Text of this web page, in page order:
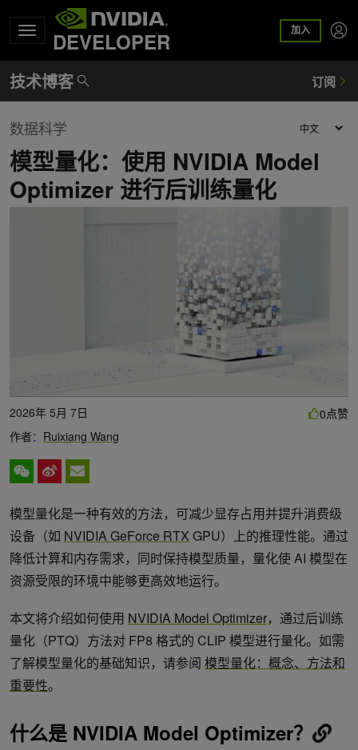
DEVELOPER 加入
数据科学
模型量化：使用 NVIDIA Model
Optimizer 进行后训练量化
2026年 5月 7日
作者： Ruixiang Wang
0点赞
模型量化是一种有效的方法，可减少显存占用并提升消费级
设备（如 NVIDIA GeForce RTX GPU）上的推理性能。通过
降低计算和内存需求，同时保持模型质量，量化使 AI 模型在
资源受限的环境中能够更高效地运行。
本文将介绍如何使用 NVIDIA Model Optimizer，通过后训练
量化（PTQ）方法对 FP8 格式的 CLIP 模型进行量化。如需
了解模型量化的基础知识，请参阅 模型量化：概念、方法和
重要性。
什么是 NVIDIA Model Optimizer？